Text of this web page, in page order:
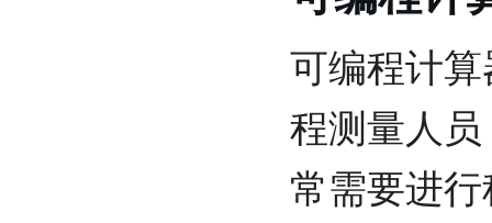
可编程计
程测量人
常需要进